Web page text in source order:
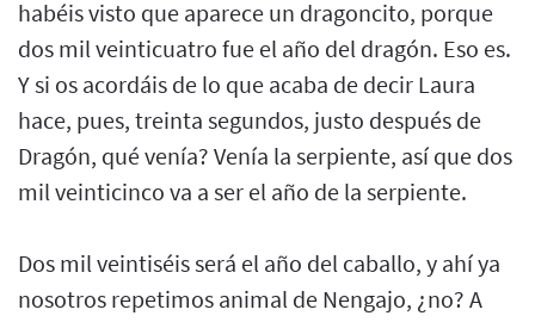
habéis visto que aparece un dragoncito, porque
dos mil veinticuatro fue el año del dragón. Eso es.
Y si os acordáis de lo que acaba de decir Laura
hace, pues, treinta segundos, justo después de
Dragón, qué venía? Venía la serpiente, así que dos
mil veinticinco va a ser el año de la serpiente.
Dos mil veintiséis será el año del caballo, y ahí ya
nosotros repetimos animal de Nengajo, ¿no? A